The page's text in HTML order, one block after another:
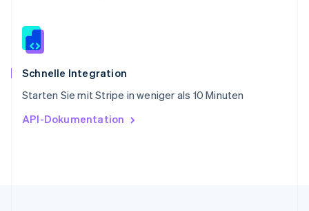
Schnelle Integration
Starten Sie mit Stripe in weniger als 10 Minuten
API-Dokumentation
Spanien
Thailand
ไทยEnglish
English
English